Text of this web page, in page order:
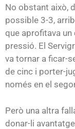
No obstant això,
possible 3-3,
que aprofitava un
pressió. El
va tornar a ficar-
de cinc i porter-
només en el
Però una altra
donar-li